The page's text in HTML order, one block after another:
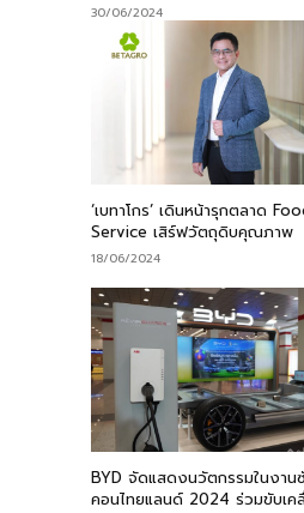
30/06/2024
‘เบทาโกร’ เดินหน้ารุกตลาด
Service เสิร์ฟวัตถุดิบคุณภาพ
18/06/2024
BYD จัดแสดงนวัตกรรมในงาน
คอนไทยแลนด์ 2024 ร่วมขับเค